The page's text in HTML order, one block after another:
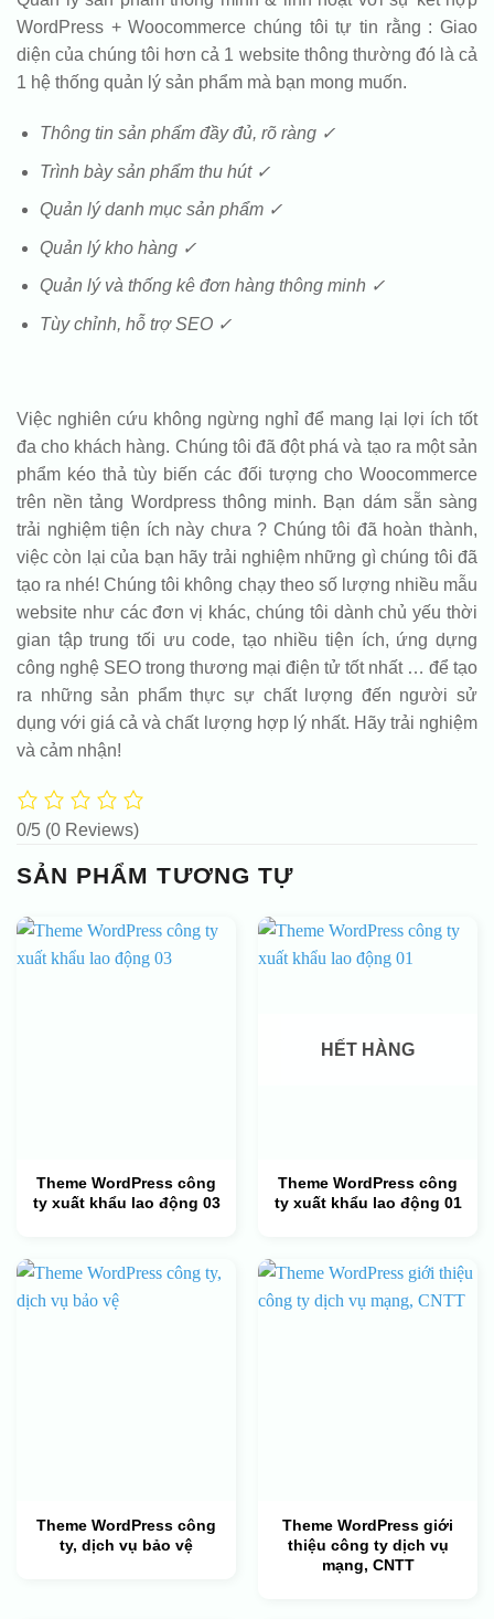
WordPress + Woocommerce chúng tôi tự tin rằng : Giao
diện của chúng tôi hơn cả 1 website thông thường đó là cả
1 hệ thống quản lý sản phẩm mà bạn mong muốn.
Thông tin sản phẩm đầy đủ, rõ ràng ✓
Trình bày sản phẩm thu hút ✓
Quản lý danh mục sản phẩm ✓
Quản lý kho hàng ✓
Quản lý và thống kê đơn hàng thông minh ✓
Tùy chỉnh, hỗ trợ SEO ✓
Việc nghiên cứu không ngừng nghỉ để mang lại lợi ích tốt
đa cho khách hàng. Chúng tôi đã đột phá và tạo ra một sản
phẩm kéo thả tùy biến các đối tượng cho Woocommerce
trên nền tảng Wordpress thông minh. Bạn dám sẵn sàng
trải nghiệm tiện ích này chưa ? Chúng tôi đã hoàn thành,
việc còn lại của bạn hãy trải nghiệm những gì chúng tôi đã
tạo ra nhé! Chúng tôi không chạy theo số lượng nhiều mẫu
website như các đơn vị khác, chúng tôi dành chủ yếu thời
gian tập trung tối ưu code, tạo nhiều tiện ích, ứng dựng
công nghệ SEO trong thương mại điện tử tốt nhất … để tạo
ra những sản phẩm thực sự chất lượng đến người sử
dụng với giá cả và chất lượng hợp lý nhất. Hãy trải nghiệm
và cảm nhận!
0/5 (0 Reviews)
SẢN PHẨM TƯƠNG TỰ
Theme WordPress công
ty xuất khẩu lao động 03
HẾT HÀNG
Theme WordPress công
ty xuất khẩu lao động 01
Theme WordPress công
ty, dịch vụ bảo vệ
Theme WordPress giới
thiệu công ty dịch vụ
mạng, CNTT